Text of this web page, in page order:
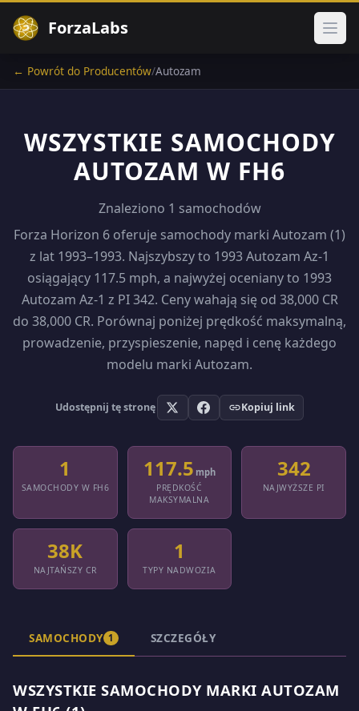
ForzaLabs
← Powrót do Producentów/Autozam
WSZYSTKIE SAMOCHODY
AUTOZAM W FH6
Znaleziono 1 samochodów
Forza Horizon 6 oferuje samochody marki Autozam (1)
z lat 1993–1993. Najszybszy to 1993 Autozam Az-1
osiągający 117.5 mph, a najwyżej oceniany to 1993
Autozam Az-1 z PI 342. Ceny wahają się od 38,000 CR
do 38,000 CR. Porównaj poniżej prędkość maksymalną,
prowadzenie, przyspieszenie, napęd i cenę każdego
modelu marki Autozam.
Udostępnij tę stronę Kopiuj link
1
SAMOCHODY W FH6
117.5 mph
PRĘDKOŚĆ
MAKSYMALNA
342
NAJWYŻSZE PI
38K
NAJTAŃSZY CR
1
TYPY NADWOZIA
SAMOCHODY 1 SZCZEGÓŁY
WSZYSTKIE SAMOCHODY MARKI AUTOZAM